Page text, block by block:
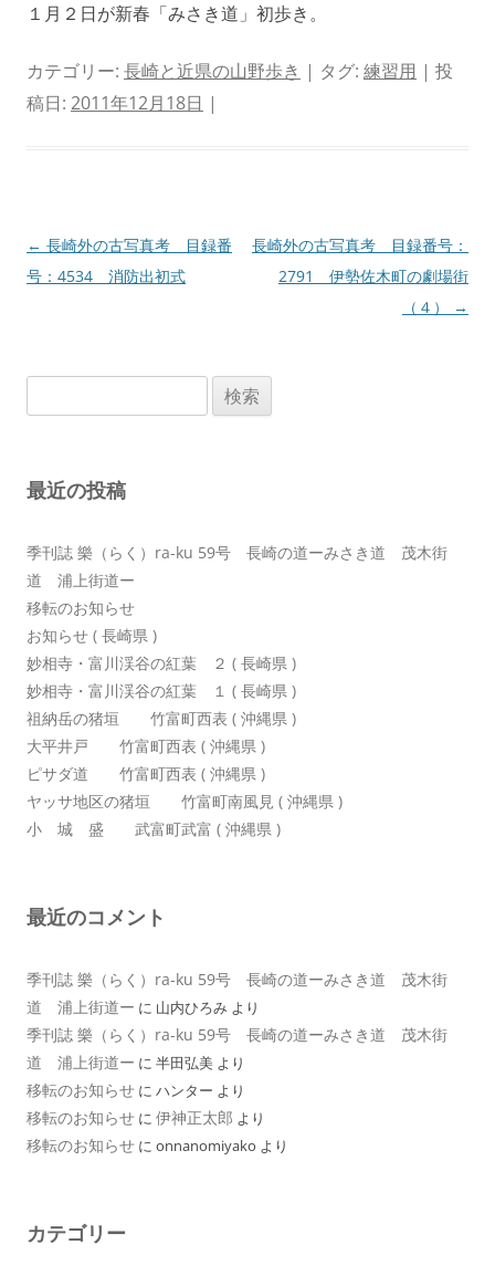
１月２日が新春「みさき道」初歩き。
カテゴリー: 長崎と近県の山野歩き | タグ: 練習用 | 投
稿日: 2011年12月18日 |
投
稿
ン
← 長崎外の古写真考 目録番
号：4534 消防出初式
長崎外の古写真考 目録番号：
2791 伊勢佐木町の劇場街
（４）
→
索:
最近の投稿
季刊誌 樂（らく）ra-ku 59号 長崎の道ーみさき道 茂木街
道 浦上街道ー
移転のお知らせ
お知らせ ( 長崎県 )
妙相寺・富川渓谷の紅葉 ２ ( 長崎県 )
妙相寺・富川渓谷の紅葉 １ ( 長崎県 )
祖納岳の猪垣 竹富町西表 ( 沖縄県 )
大平井戸 竹富町西表 ( 沖縄県 )
ピサダ道 竹富町西表 ( 沖縄県 )
ヤッサ地区の猪垣 竹富町南風見 ( 沖縄県 )
小 城 盛 武富町武富 ( 沖縄県 )
最近のコメント
季刊誌 樂（らく）ra-ku 59号 長崎の道ーみさき道 茂木街
道 浦上街道ー に 山内ひろみ より
季刊誌 樂（らく）ra-ku 59号 長崎の道ーみさき道 茂木街
道 浦上街道ー に 半田弘美 より
移転のお知らせ に ハンター より
移転のお知らせ に 伊神正太郎 より
移転のお知らせ に onnanomiyako より
カテゴリー